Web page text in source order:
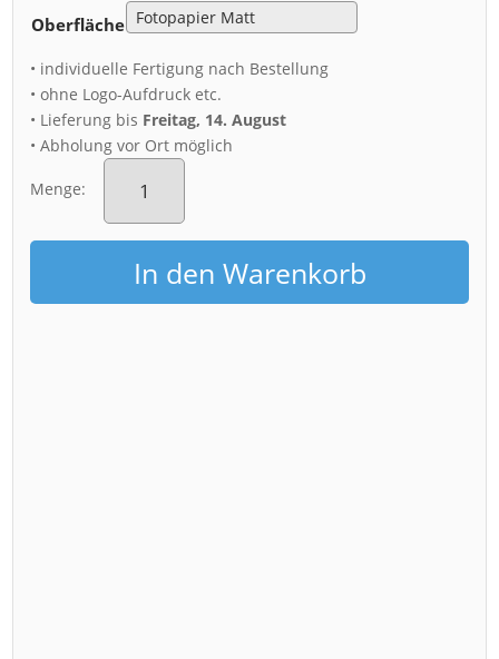
Oberfläche
• individuelle Fertigung nach Bestellung
• ohne Logo-Aufdruck etc.
• Lieferung bis Freitag, 14. August
• Abholung vor Ort möglich
Menge:
Poster
(00883)
an
der
Frauenkirche
MengeIn den Warenkorb